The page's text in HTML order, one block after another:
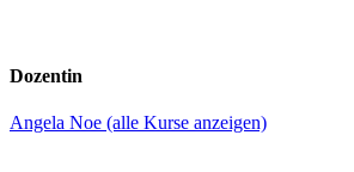
Dozentin
Angela Noe (alle Kurse anzeigen)